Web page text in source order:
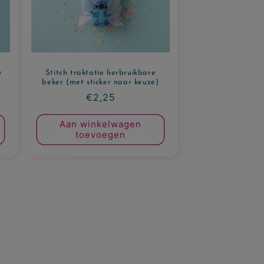
Stitch traktatie herbruikbare
beker (met sticker naar keuze)
Normale
prijs
€2,25
Aan winkelwagen
toevoegen